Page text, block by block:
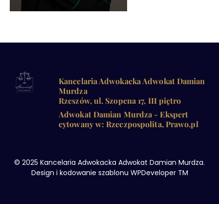
Kancelaria Adwokacka Adwokat Damian
Murdza
Rzeszów, ul. Szopena 17, III piętro
Adwokat Damian Murdza - Ekspert
cytowany w: Rzeczpospolita, Prawo.pl
© 2025 Kancelaria Adwokacka Adwokat Damian Murdza.
Design i kodowanie szablonu WPDeveloper TM